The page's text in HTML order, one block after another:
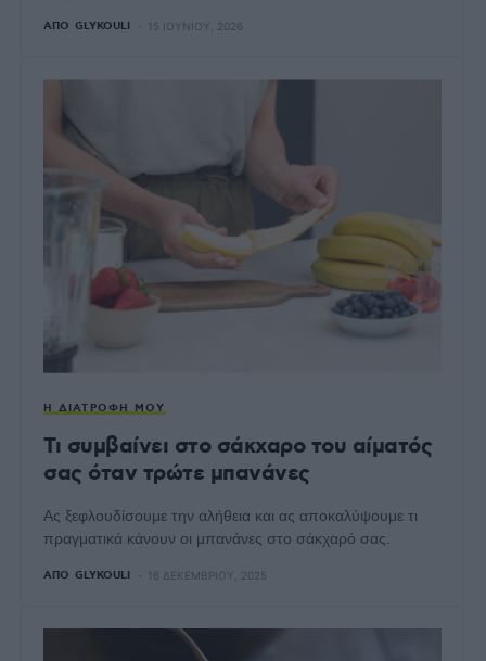
ΑΠΌ GLYKOULI 15 ΙΟΥΝΊΟΥ, 2026
Η ΔΙΑΤΡΟΦΉ ΜΟΥ
Τι συμβαίνει στο σάκχαρο του αίματός
σας όταν τρώτε μπανάνες
Ας ξεφλουδίσουμε την αλήθεια και ας αποκαλύψουμε τι
πραγματικά κάνουν οι μπανάνες στο σάκχαρό σας.
ΑΠΌ GLYKOULI 16 ΔΕΚΕΜΒΡΊΟΥ, 2025